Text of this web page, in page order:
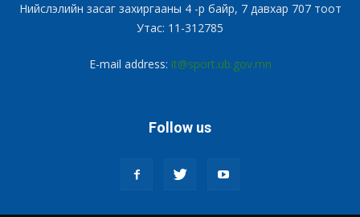
Нийслэлийн засаг захиргааны 4 -р байр, 7 давхар 707 тоот
Утас: 11-312785
E-mail address: it@sport.ub.gov.mn
Follow us